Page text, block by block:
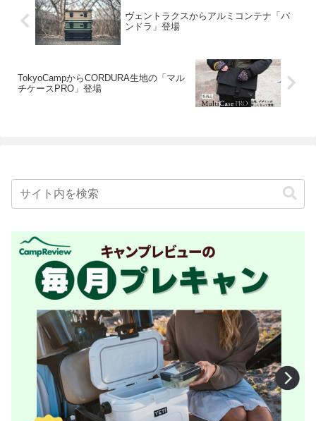
ヴェントラクスからアルミコンテナ「パ
ンドラ」登場
TokyoCampからCORDURA生地の「マル
チケースPRO」登場